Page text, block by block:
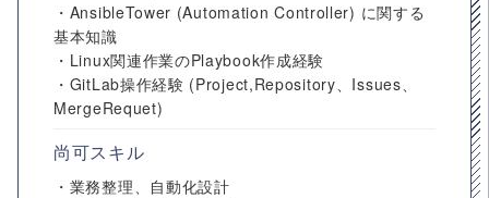
・AnsibleTower (Automation Controller) に関する
基本知識
・Linux関連作業のPlaybook作成経験
・GitLab操作経験 (Project,Repository、Issues、
MergeRequet)
尚可スキル
・業務整理、自動化設計